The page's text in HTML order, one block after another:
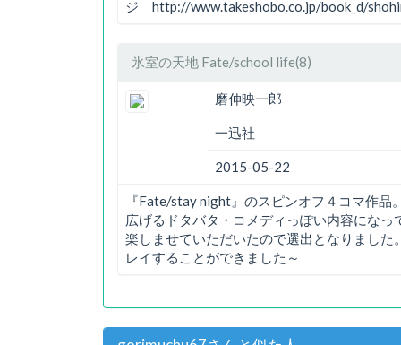
ジ http://www.takeshobo.co.jp/book_d/
氷室の天地 Fate/school life(8)
磨伸映一郎
一迅社
2015-05-22
『Fate/stay night』のスピンオフ４コマ作
広げるドタバタ・コメディっぽい内容にな
楽しませていただいたので選出となりまし
レイすることができました～